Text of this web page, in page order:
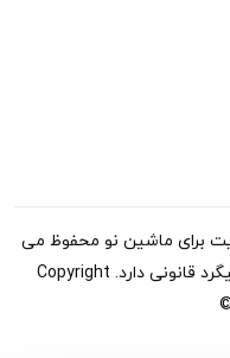
برای ماشین نو محفوظ می
باشد ، هر گونه کپی برداری از سایت پیگرد قانونی دارد. Copyright